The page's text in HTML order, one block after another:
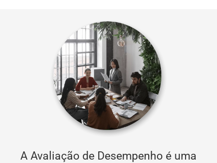
A Avaliação de Desempenho é uma